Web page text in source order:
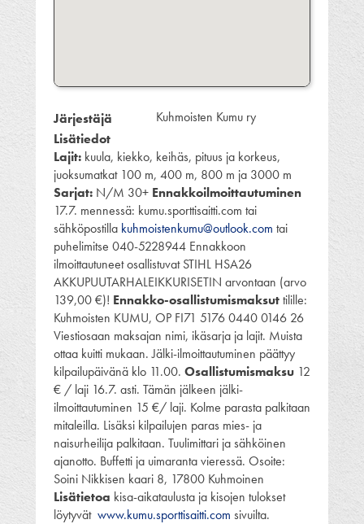
Järjestäjä
Kuhmoisten Kumu ry
Lisätiedot
Lajit: kuula, kiekko, keihäs, pituus ja korkeus,
juoksumatkat 100 m, 400 m, 800 m ja 3000 m
Sarjat: N/M 30+ Ennakkoilmoittautuminen
17.7. mennessä: kumu.sporttisaitti.com tai
sähköpostilla kuhmoistenkumu@outlook.com tai
puhelimitse 040-5228944 Ennakkoon
ilmoittautuneet osallistuvat STIHL HSA26
AKKUPUUTARHALEIKKURISETIN arvontaan (arvo
139,00 €)! Ennakko-osallistumismaksuttilille:
Kuhmoisten KUMU, OP FI71 5176 0440 0146 26
Viestiosaan maksajan nimi, ikäsarja ja lajit. Muista
ottaa kuitti mukaan. Jälki-ilmoittautuminen päättyy
kilpailupäivänä klo 11.00. Osallistumismaksu 12
€ / laji 16.7. asti. Tämän jälkeen jälki-
ilmoittautuminen 15 €/ laji. Kolme parasta palkitaan
mitaleilla. Lisäksi kilpailujen paras mies- ja
naisurheilija palkitaan. Tuulimittari ja sähköinen
ajanotto. Buffetti ja uimaranta vieressä. Osoite:
Soini Nikkisen kaari 8, 17800 Kuhmoinen
Lisätietoa kisa-aikataulusta ja kisojen tulokset
löytyvät www.kumu.sporttisaitti.com sivuilta.